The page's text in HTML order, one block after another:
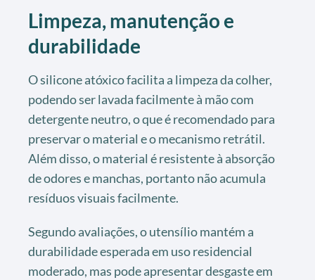
Limpeza, manutenção e
durabilidade
O silicone atóxico facilita a limpeza da colher,
podendo ser lavada facilmente à mão com
detergente neutro, o que é recomendado para
preservar o material e o mecanismo retrátil.
Além disso, o material é resistente à absorção
de odores e manchas, portanto não acumula
resíduos visuais facilmente.
Segundo avaliações, o utensílio mantém a
durabilidade esperada em uso residencial
moderado, mas pode apresentar desgaste em